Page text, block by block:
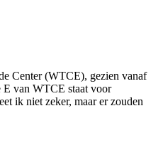
Center (WTCE), gezien vanaf
van WTCE staat voor
ik niet zeker, maar er zouden